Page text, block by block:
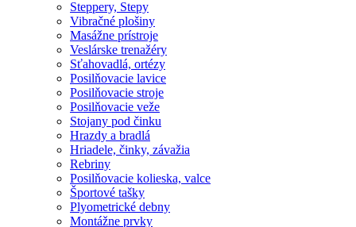
Steppery, Stepy
Vibračné plošiny
Masážne prístroje
Veslárske trenažéry
Sťahovadlá, ortézy
Posilňovacie lavice
Posilňovacie stroje
Posilňovacie veže
Stojany pod činku
Hrazdy a bradlá
Hriadele, činky, závažia
Rebriny
Posilňovacie kolieska, valce
Športové tašky
Plyometrické debny
Montážne prvky